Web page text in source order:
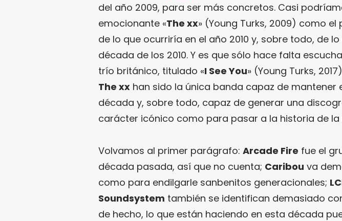
del año 2009, para ser más concretos. Casi
emocionante «The xx» (Young Turks, 2009) como
de lo que ocurriría en el año 2010 y, sobre todo, de
década de los 2010. Y es que sólo hace falta
trío británico, titulado «I See You» (Young Turks,
The xx han sido la única banda capaz de mantener
década y, sobre todo, capaz de generar una
carácter icónico como para pasar a la historia de la
Volvamos al primer parágrafo: Arcade Fire fue el
década pasada, así que no cuenta; Caribou va
como para endilgarle sanbenitos generacionales;
Soundsystem también se identifican demasiado
de hecho, lo que están haciendo en esta década